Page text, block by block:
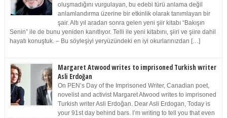
oluşmadığını vurgulayan, bu edebi türü anlama değil
anlamlandırma üzerine bir etkinlik olarak tanımlayan bir
şair. Altı yıl aradan sonra gelen yeni şiir kitabı “Bakışın
Senin” ile de bunu yeniden kanıtlıyor. Telli ile yeni kitabını, şiiri ve şiire dahil
hayatı konuştuk. – Bu söyleşiyi yeryüzündeki en iyi okurlarınızdan […]
Margaret Atwood writes to imprisoned Turkish writer
Asli Erdoğan
On PEN’s Day of the Imprisoned Writer, Canadian poet,
novelist and activist Margaret Atwood writes to imprisoned
Turkish writer Asli Erdoğan. Dear Asli Erdogan, Today is
your 91st day behind bars. I’m writing to tell you that even